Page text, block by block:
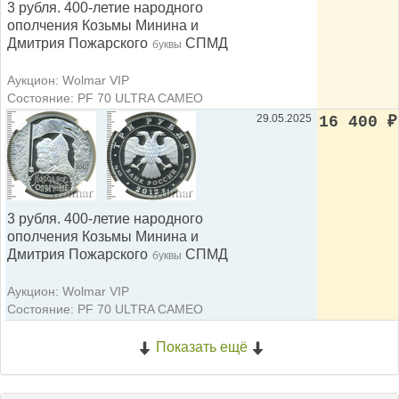
3 рубля. 400-летие народного
ополчения Козьмы Минина и
Дмитрия Пожарского буквы СПМД
Аукцион: Wolmar VIP
Состояние: PF 70 ULTRA CAMEO
3 рубля. 400-летие народного
ополчения Козьмы Минина и
Дмитрия Пожарского буквы СПМД
Аукцион: Wolmar VIP
Состояние: PF 70 ULTRA CAMEO
29.05.2025 16 400 ₽
Показать ещё